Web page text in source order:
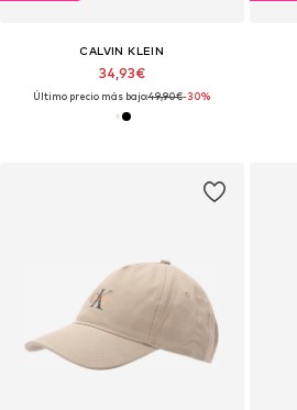
CALVIN KLEIN
34,93€
Último precio más bajo:49,90€-30%